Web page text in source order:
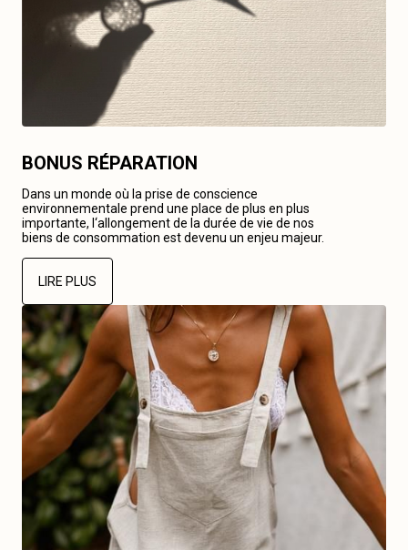
BONUS RÉPARATION
Dans un monde où la prise de conscience
environnementale prend une place de plus en plus
importante, l‘allongement de la durée de vie de nos
biens de consommation est devenu un enjeu majeur.
LIRE PLUS